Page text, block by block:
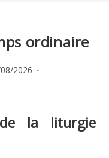
ordinaire
2026
la liturgie